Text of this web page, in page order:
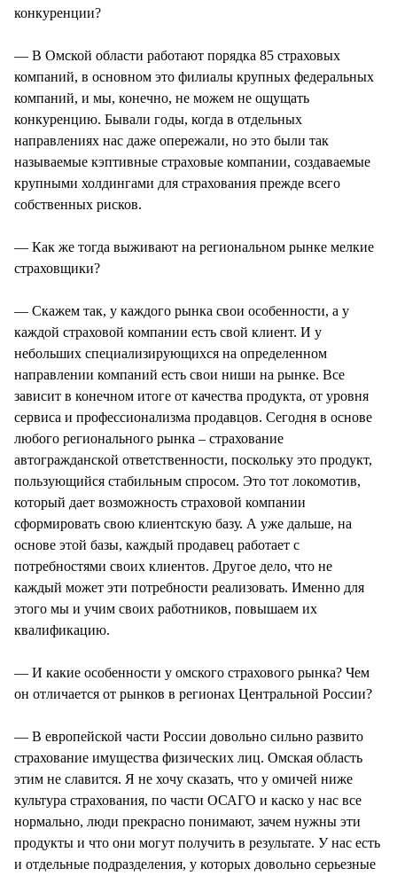
конкуренции?
— В Омской области работают порядка 85 страховых
компаний, в основном это филиалы крупных федеральных
компаний, и мы, конечно, не можем не ощущать
конкуренцию. Бывали годы, когда в отдельных
направлениях нас даже опережали, но это были так
называемые кэптивные страховые компании, создаваемые
крупными холдингами для страхования прежде всего
собственных рисков.
— Как же тогда выживают на региональном рынке мелкие
страховщики?
— Скажем так, у каждого рынка свои особенности, а у
каждой страховой компании есть свой клиент. И у
небольших специализирующихся на определенном
направлении компаний есть свои ниши на рынке. Все
зависит в конечном итоге от качества продукта, от уровня
сервиса и профессионализма продавцов. Сегодня в основе
любого регионального рынка – страхование
автогражданской ответственности, поскольку это продукт,
пользующийся стабильным спросом. Это тот локомотив,
который дает возможность страховой компании
сформировать свою клиентскую базу. А уже дальше, на
основе этой базы, каждый продавец работает с
потребностями своих клиентов. Другое дело, что не
каждый может эти потребности реализовать. Именно для
этого мы и учим своих работников, повышаем их
квалификацию.
— И какие особенности у омского страхового рынка? Чем
он отличается от рынков в регионах Центральной России?
— В европейской части России довольно сильно развито
страхование имущества физических лиц. Омская область
этим не славится. Я не хочу сказать, что у омичей ниже
культура страхования, по части ОСАГО и каско у нас все
нормально, люди прекрасно понимают, зачем нужны эти
продукты и что они могут получить в результате. У нас есть
и отдельные подразделения, у которых довольно серьезные